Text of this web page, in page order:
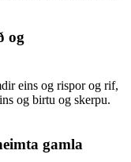
og
eins og rispor og rif,
og birtu og skerpu.
gamla